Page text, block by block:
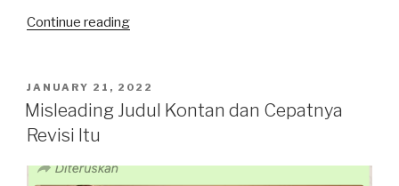
Continue reading“Mbak
POSTED
ON
JANUARY 21, 2022
Misleading Judul Kontan dan Cepatnya
Revisi Itu